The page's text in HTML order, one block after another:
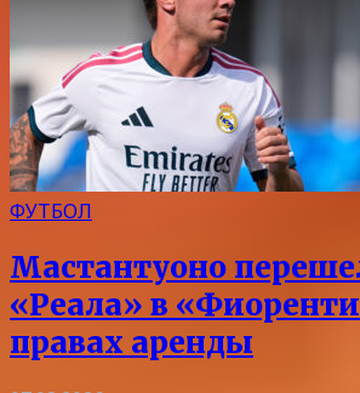
ФУТБОЛ
Мастантуоно
«Реала» в
правах аренды